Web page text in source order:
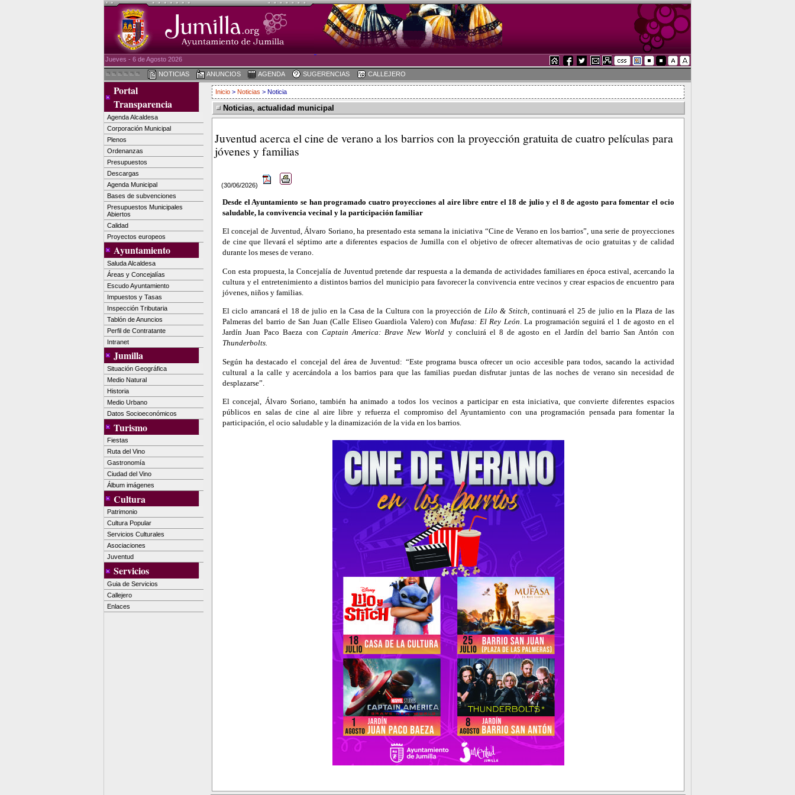
Jueves - 6 de Agosto 2026
NOTICIAS ANUNCIOS AGENDA SUGERENCIAS CALLEJERO
Portal
Transparencia
Agenda Alcaldesa
Corporación Municipal
Plenos
Ordenanzas
Presupuestos
Descargas
Agenda Municipal
Bases de subvenciones
Presupuestos Municipales
Abiertos
Calidad
Proyectos europeos
Ayuntamiento
Saluda Alcaldesa
Áreas y Concejalías
Escudo Ayuntamiento
Impuestos y Tasas
Inspección Tributaria
Tablón de Anuncios
Perfil de Contratante
Intranet
Jumilla
Situación Geográfica
Medio Natural
Historia
Medio Urbano
Datos Socioeconómicos
Turismo
Fiestas
Ruta del Vino
Gastronomía
Ciudad del Vino
Álbum imágenes
Cultura
Patrimonio
Cultura Popular
Servicios Culturales
Asociaciones
Juventud
Servicios
Guia de Servicios
Callejero
Enlaces
Inicio > Noticias > Noticia
Noticias, actualidad municipal
Juventud acerca el cine de verano a los barrios con la proyección gratuita de cuatro películas para
jóvenes y familias
(30/06/2026)
Desde el Ayuntamiento se han programado cuatro proyecciones al aire libre entre el 18 de julio y el 8 de agosto para fomentar el ocio
saludable, la convivencia vecinal y la participación familiar
El concejal de Juventud, Álvaro Soriano, ha presentado esta semana la iniciativa “Cine de Verano en los barrios”, una serie de proyecciones
de cine que llevará el séptimo arte a diferentes espacios de Jumilla con el objetivo de ofrecer alternativas de ocio gratuitas y de calidad
durante los meses de verano.
Con esta propuesta, la Concejalía de Juventud pretende dar respuesta a la demanda de actividades familiares en época estival, acercando la
cultura y el entretenimiento a distintos barrios del municipio para favorecer la convivencia entre vecinos y crear espacios de encuentro para
jóvenes, niños y familias.
El ciclo arrancará el 18 de julio en la Casa de la Cultura con la proyección de Lilo & Stitch, continuará el 25 de julio en la Plaza de las
Palmeras del barrio de San Juan (Calle Eliseo Guardiola Valero) con Mufasa: El Rey León. La programación seguirá el 1 de agosto en el
Jardín Juan Paco Baeza con Captain America: Brave New World y concluirá el 8 de agosto en el Jardín del barrio San Antón con
Thunderbolts.
Según ha destacado el concejal del área de Juventud: “Este programa busca ofrecer un ocio accesible para todos, sacando la actividad
cultural a la calle y acercándola a los barrios para que las familias puedan disfrutar juntas de las noches de verano sin necesidad de
desplazarse”.
El concejal, Álvaro Soriano, también ha animado a todos los vecinos a participar en esta iniciativa, que convierte diferentes espacios
públicos en salas de cine al aire libre y refuerza el compromiso del Ayuntamiento con una programación pensada para fomentar la
participación, el ocio saludable y la dinamización de la vida en los barrios.